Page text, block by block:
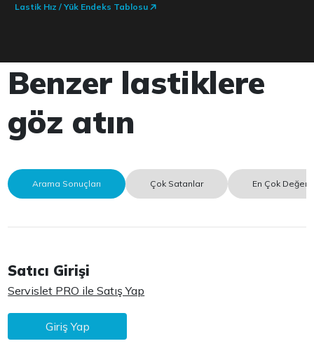
Lastik Hız / Yük Endeks Tablosu
Benzer lastiklere
göz atın
Arama Sonuçları Çok Satanlar En Çok
Satıcı Girişi
Servislet PRO ile Satış Yap
Giriş Yap